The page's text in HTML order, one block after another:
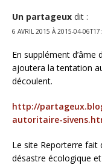
Un partageux dit :
6 AVRIL 2015 À 2015-04-
En supplément
ajoutera la tentation
découlent.
http://
autoritaire-
Le site Reporterre fait
désastre écologique